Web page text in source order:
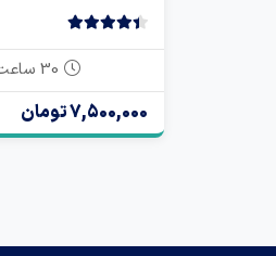
30 ساعت
7,500,000 تومان